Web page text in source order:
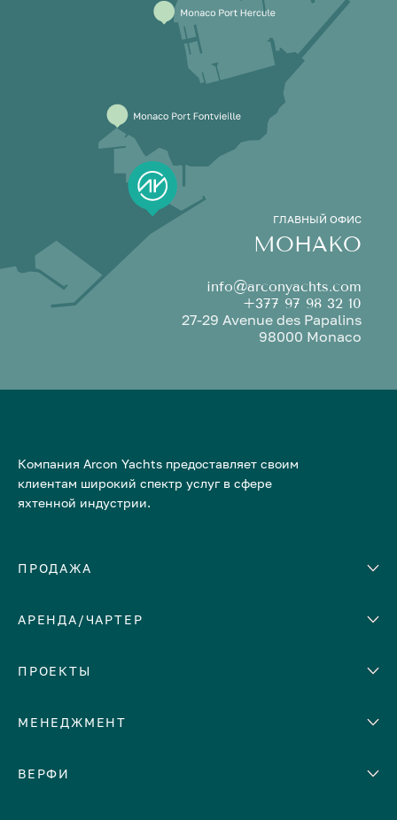
ГЛАВНЫЙ ОФИС
МОНАКО
info@arconyachts.com
+377 97 98 32 10
27-29 Avenue des Papalins
98000 Monaco
Компания Arcon Yachts предоставляет своим
клиентам широкий спектр услуг в сфере
яхтенной индустрии.
ПРОДАЖА
Количество кают
АРЕНДА/ЧАРТЕР
ЕВРОПА
Греция
Испания
ПРОЕКТЫ
МЕНЕДЖМЕНТ
Помощь с продажей яхты
ВЕРФИ